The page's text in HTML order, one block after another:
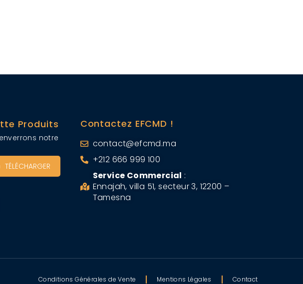
Produits
notre
TÉLÉCHARGER
Contactez EFCMD !
contact@efcmd.ma
+212 666 999 100
Service Commercial :
Ennajah, villa 51, secteur 3, 12200 –
Tamesna
Conditions Générales de Vente Mentions Légales Contact